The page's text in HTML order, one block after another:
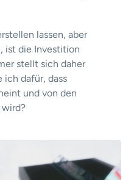
lassen, aber
ist die Investition
stellt sich daher
ich dafür, dass
und von den